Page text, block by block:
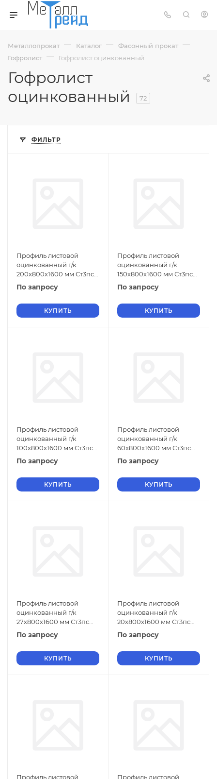
Металлопрокат — Каталог — Фасонный прокат —
Гофролист — Гофролист оцинкованный
Гофролист
оцинкованный
72
ФИЛЬТР
Профиль листовой
оцинкованный г/к
200х800х1600 мм Ст3пс
ГОСТ 9234-74
По запросу
КУПИТЬ
Профиль листовой
оцинкованный г/к
150х800х1600 мм Ст3пс
ГОСТ 9234-74
По запросу
КУПИТЬ
Профиль листовой
оцинкованный г/к
100х800х1600 мм Ст3пс
ГОСТ 9234-74
По запросу
КУПИТЬ
Профиль листовой
оцинкованный г/к
60х800х1600 мм Ст3пс
ГОСТ 9234-74
По запросу
КУПИТЬ
Профиль листовой
оцинкованный г/к
27х800х1600 мм Ст3пс
ГОСТ 9234-74
По запросу
КУПИТЬ
Профиль листовой
оцинкованный г/к
20х800х1600 мм Ст3пс
ГОСТ 9234-74
По запросу
КУПИТЬ
Профиль листовой
Профиль листовой